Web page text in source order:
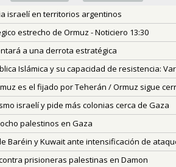
israelí en territorios argentinos
estrecho de Ormuz - Noticiero 13:30
a una derrota estratégica
Islámica y su capacidad de resistencia:
es el fijado por Teherán / Ormuz sigue
israelí y pide más colonias cerca de Gaza
palestinos en Gaza
Baréin y Kuwait ante intensificación de
prisioneras palestinas en Damon